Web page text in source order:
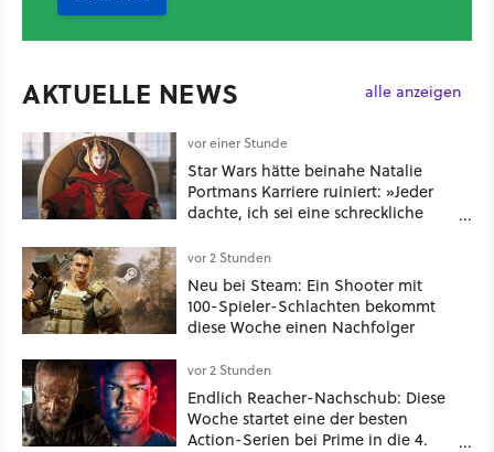
AKTUELLE NEWS alle anzeigen
vor einer Stunde
Star Wars hätte beinahe Natalie
Portmans Karriere ruiniert: »Jeder
dachte, ich sei eine schreckliche
vor 2 Stunden
Neu bei Steam: Ein Shooter mit
100-Spieler-Schlachten bekommt
diese Woche einen Nachfolger
vor 2 Stunden
Endlich Reacher-Nachschub: Diese
Woche startet eine der besten
Action-Serien bei Prime in die 4.